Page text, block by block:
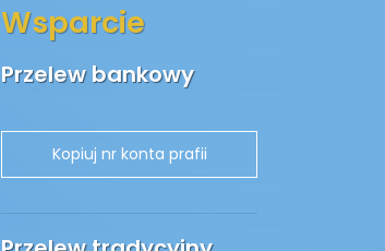
Wsparcie
Przelew bankowy